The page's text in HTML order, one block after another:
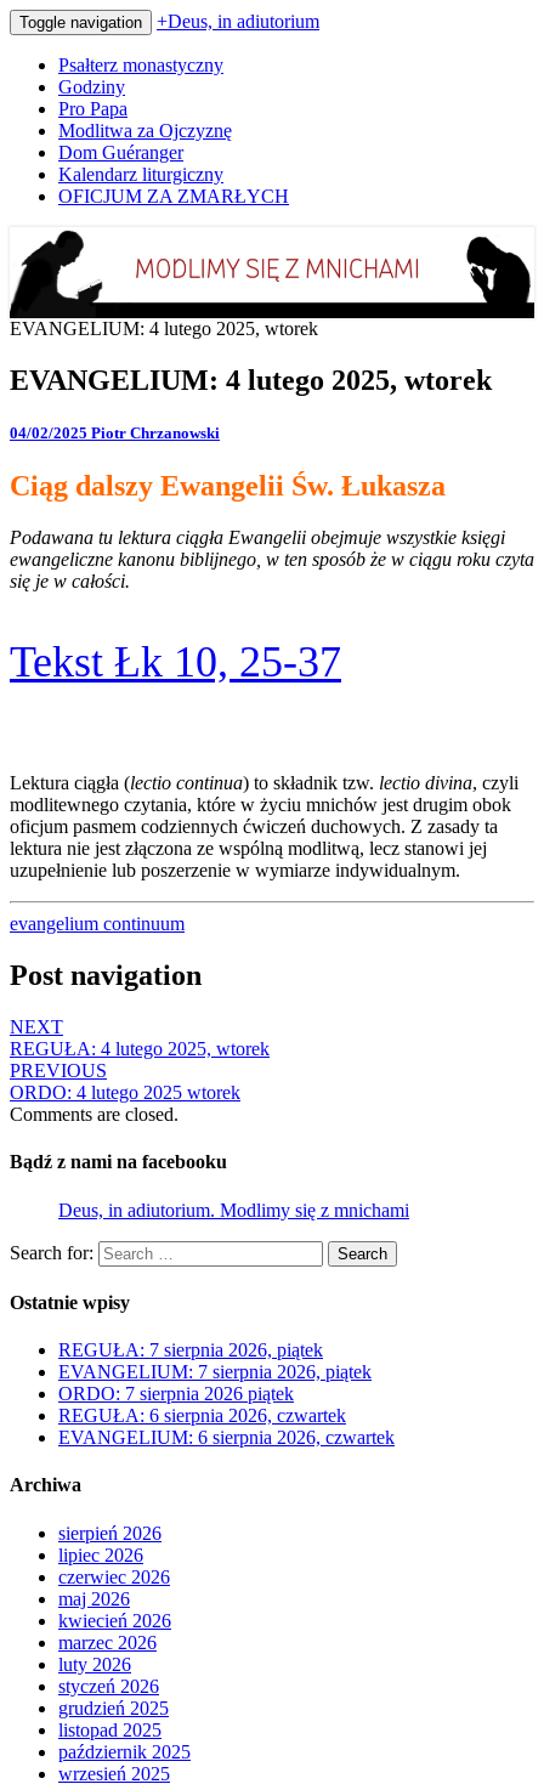
Toggle navigation +Deus, in adiutorium
Psałterz monastyczny
Godziny
Pro Papa
Modlitwa za Ojczyznę
Dom Guéranger
Kalendarz liturgiczny
OFICJUM ZA ZMARŁYCH
+Deus, in adiutorium
Codziennie modlimy się z mnichami
EVANGELIUM: 4 lutego 2025, wtorek
EVANGELIUM: 4 lutego 2025, wtorek
04/02/2025 Piotr Chrzanowski
Ciąg dalszy Ewangelii Św. Łukasza
Podawana tu lektura ciągła Ewangelii obejmuje wszystkie księgi
ewangeliczne kanonu biblijnego, w ten sposób że w ciągu roku czyta
się je w całości.
Tekst Łk 10, 25-37
Lektura ciągła (lectio continua) to składnik tzw. lectio divina, czyli
modlitewnego czytania, które w życiu mnichów jest drugim obok
oficjum pasmem codziennych ćwiczeń duchowych. Z zasady ta
lektura nie jest złączona ze wspólną modlitwą, lecz stanowi jej
uzupełnienie lub poszerzenie w wymiarze indywidualnym.
evangelium continuum
Post navigation
NEXT
REGUŁA: 4 lutego 2025, wtorek
PREVIOUS
ORDO: 4 lutego 2025 wtorek
Comments are closed.
Bądź z nami na facebooku
Deus, in adiutorium. Modlimy się z mnichami
Search for: Search
Ostatnie wpisy
REGUŁA: 7 sierpnia 2026, piątek
EVANGELIUM: 7 sierpnia 2026, piątek
ORDO: 7 sierpnia 2026 piątek
REGUŁA: 6 sierpnia 2026, czwartek
EVANGELIUM: 6 sierpnia 2026, czwartek
Archiwa
sierpień 2026
lipiec 2026
czerwiec 2026
maj 2026
kwiecień 2026
marzec 2026
luty 2026
styczeń 2026
grudzień 2025
listopad 2025
październik 2025
wrzesień 2025